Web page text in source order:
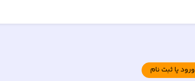
ورود یا ثبت نام